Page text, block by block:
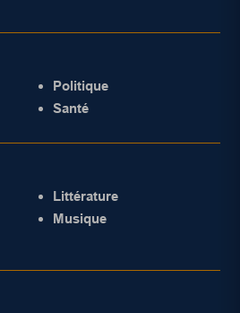
Politique
Santé
Littérature
Musique